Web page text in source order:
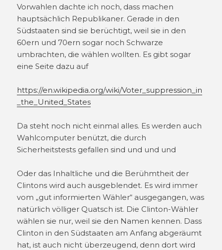
Vorwahlen dachte ich noch, dass machen
hauptsächlich Republikaner. Gerade in den
Südstaaten sind sie berüchtigt, weil sie in den
60ern und 70ern sogar noch Schwarze
umbrachten, die wählen wollten. Es gibt sogar
eine Seite dazu auf
https://en.wikipedia.org/wiki/Voter_suppression_in
_the_United_States
Da steht noch nicht einmal alles. Es werden auch
Wahlcomputer benützt, die durch
Sicherheitstests gefallen sind und und und
Oder das Inhaltliche und die Berühmtheit der
Clintons wird auch ausgeblendet. Es wird immer
vom „gut informierten Wähler“ ausgegangen, was
natürlich völliger Quatsch ist. Die Clinton-Wähler
wählen sie nur, weil sie den Namen kennen. Dass
Clinton in den Südstaaten am Anfang abgeräumt
hat, ist auch nicht überzeugend, denn dort wird